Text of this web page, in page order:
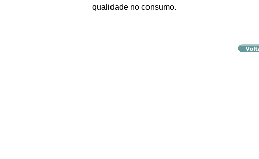
qualidade no consumo.